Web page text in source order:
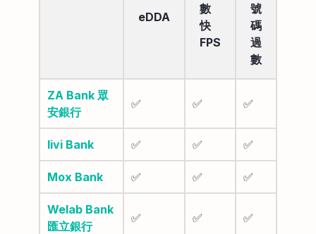
eDDA
數
快
FPS
號
碼
過
數
ZA Bank 眾
安銀行
✅ ✅ ✅
livi Bank ✅ ✅ ✅
Mox Bank ✅ ✅ ✅
Welab Bank
匯立銀行
✅ ✅ ✅